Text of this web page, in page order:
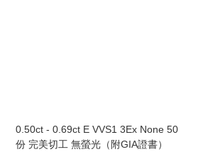
0.50ct - 0.69ct E VVS1 3Ex None 50
份 完美切工 無螢光（附GIA證書）